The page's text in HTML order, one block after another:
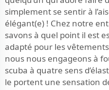
simplement se sentir à
élégant(e) ! Chez notre
savons à quel point il est
adapté pour les
nous nous engageons à
scuba à quatre sens
le portent une sensation